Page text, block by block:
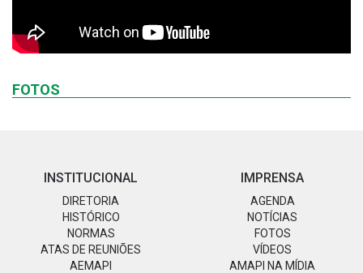
FOTOS
INSTITUCIONAL
DIRETORIA
HISTÓRICO
NORMAS
ATAS DE REUNIÕES
AEMAPI
IMPRENSA
AGENDA
NOTÍCIAS
FOTOS
VÍDEOS
AMAPI NA MÍDIA